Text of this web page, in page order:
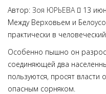
Автор: Зоя ЮРЬЕВА 13
Между Верховьем и
практически в
Особенно пышно он
соединяющей два
пользуются, просят
опасным сорняком.